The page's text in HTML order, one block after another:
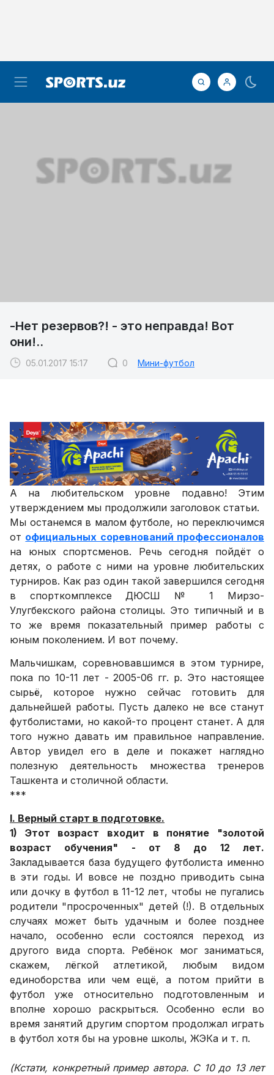
-Нет резервов?! - это неправда! Вот
они!..
05.01.2017 15:17 0 Мини-футбол
А на любительском уровне подавно! Этим
утверждением мы продолжили заголовок статьи.
Мы останемся в малом футболе, но переключимся
от официальных соревнований профессионалов
на юных спортсменов. Речь сегодня пойдёт о
детях, о работе с ними на уровне любительских
турниров. Как раз один такой завершился сегодня
в спорткомплексе ДЮСШ № 1 Мирзо-
Улугбекского района столицы. Это типичный и в
то же время показательный пример работы с
юным поколением. И вот почему.
Мальчишкам, соревновавшимся в этом турнире,
пока по 10-11 лет - 2005-06 гг. р. Это настоящее
сырьё, которое нужно сейчас готовить для
дальнейшей работы. Пусть далеко не все станут
футболистами, но какой-то процент станет. А для
того нужно давать им правильное направление.
Автор увидел его в деле и покажет наглядно
полезную деятельность множества тренеров
Ташкента и столичной области.
***
I. Верный старт в подготовке.
1) Этот возраст входит в понятие "золотой
возраст обучения" - от 8 до 12 лет.
Закладывается база будущего футболиста именно
в эти годы. И вовсе не поздно приводить сына
или дочку в футбол в 11-12 лет, чтобы не пугались
родители "просроченных" детей (!). В отдельных
случаях может быть удачным и более позднее
начало, особенно если состоялся переход из
другого вида спорта. Ребёнок мог заниматься,
скажем, лёгкой атлетикой, любым видом
единоборства или чем ещё, а потом прийти в
футбол уже относительно подготовленным и
вполне хорошо раскрыться. Особенно если во
время занятий другим спортом продолжал играть
в футбол хотя бы на уровне школы, ЖЭКа и т. п.
(Кстати, конкретный пример автора. С 10 до 13 лет